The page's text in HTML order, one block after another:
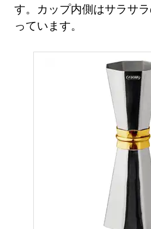
す。カップ内側はサラサ
っています。